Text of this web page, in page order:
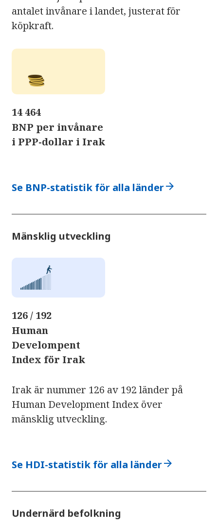
antalet invånare i landet, justerat för
köpkraft.
14 464
BNP per invånare
i PPP-dollar i Irak
Se BNP-statistik för alla länderarrow_forward
Mänsklig utveckling
126 / 192
Human
Develompent
Index för Irak
Irak är nummer 126 av 192 länder på
Human Development Index över
mänsklig utveckling.
Se HDI-statistik för alla länderarrow_forward
Undernärd befolkning